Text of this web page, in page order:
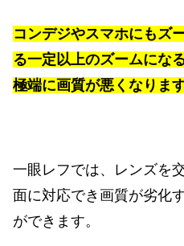
コンデジやスマホにもズ
る一定以上のズームにな
極端に画質が悪くなります
一眼レフでは、レンズを
面に対応でき画質が劣化
ができます。